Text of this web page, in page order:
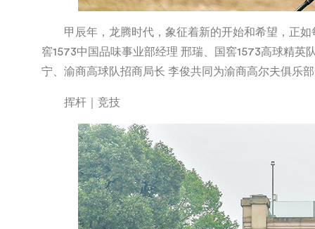
甲辰年，龙腾时代，象征着新的开始和希望，正
窖1573中国品味事业部经理 邢瑞、国窖1573高球精
宁、渝商高球队招商局长 李俊共同为渝商高尔夫俱乐
挥杆｜竞技